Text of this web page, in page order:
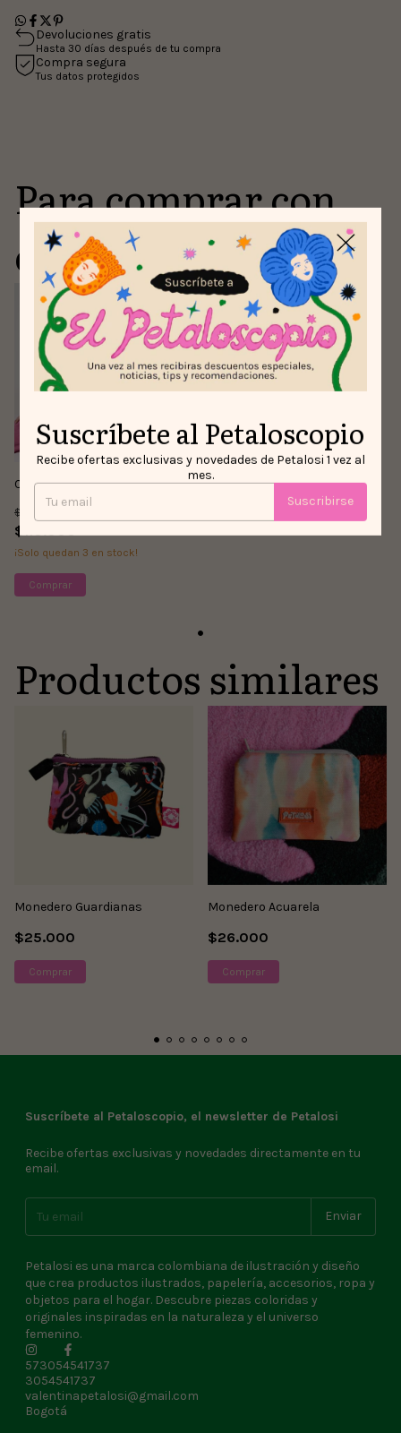
Devoluciones gratis
Hasta 30 días después de tu compra
Compra segura
Tus datos protegidos
Para comprar con
este producto
Camisa Criaturas del Bosque
$110.000
$160.000
¡Solo quedan 3 en stock!
Comprar
Productos similares
Monedero Guardianas
$25.000
Monedero Acuarela
$26.000
Suscríbete al Petaloscopio, el newsletter de Petalosi
Recibe ofertas exclusivas y novedades directamente en tu
email.
Petalosi es una marca colombiana de ilustración y diseño
que crea productos ilustrados, papelería, accesorios, ropa y
objetos para el hogar. Descubre piezas coloridas y
originales inspiradas en la naturaleza y el universo
femenino.
573054541737
3054541737
valentinapetalosi@gmail.com
Bogotá
Suscríbete al Petaloscopio
Recibe ofertas exclusivas y novedades de Petalosi 1 vez al
mes.
Suscribirse